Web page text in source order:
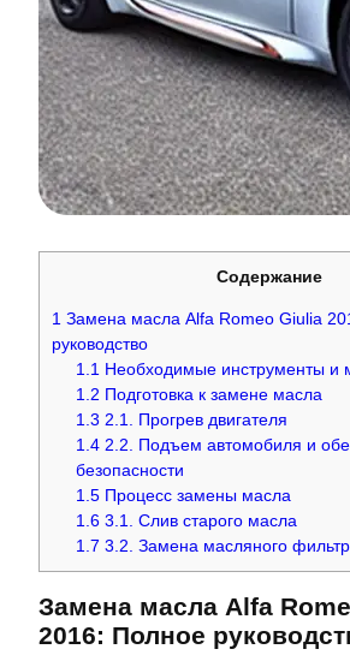
Содержание
1 Замена масла Alfa Romeo Giulia
руководство
1.1 Необходимые инструменты и
1.2 Подготовка к замене масла
1.3 2.1. Прогрев двигателя
1.4 2.2. Подъем автомобиля и
безопасности
1.5 Процесс замены масла
1.6 3.1. Слив старого масла
1.7 3.2. Замена масляного
Замена масла Alfa
2016: Полное